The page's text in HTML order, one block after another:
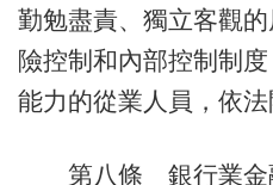
勤勉盡責、獨立客觀
險控制和內部控制制
能力的從業人員，依法
第八條 銀行業金